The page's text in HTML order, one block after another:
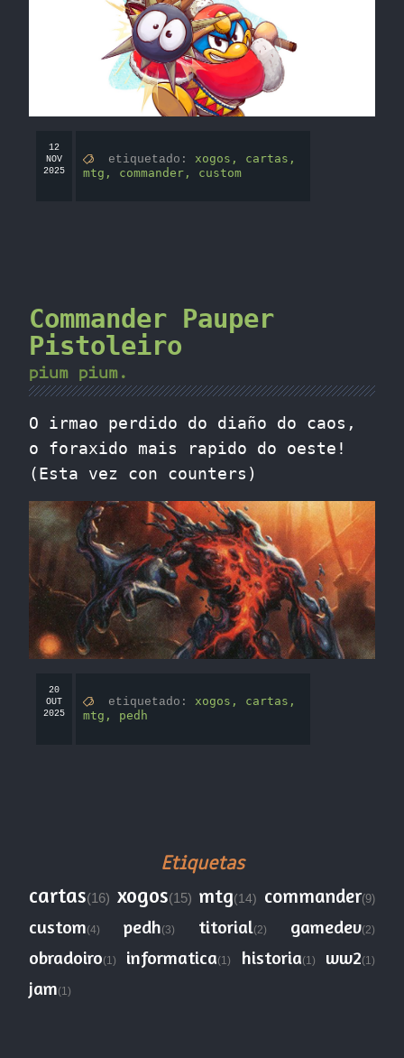
12
NOV
2025
etiquetado: xogos, cartas,
mtg, commander, custom
Commander Pauper
Pistoleiro
pium pium.
O irmao perdido do diaño do caos,
o foraxido mais rapido do oeste!
(Esta vez con counters)
20
OUT
2025
etiquetado: xogos, cartas,
mtg, pedh
Etiquetas
cartas(16) xogos(15) mtg(14) commander(9)
custom(4) pedh(3) titorial(2) gamedev(2)
obradoiro(1) informatica(1) historia(1) ww2(1)
jam(1)